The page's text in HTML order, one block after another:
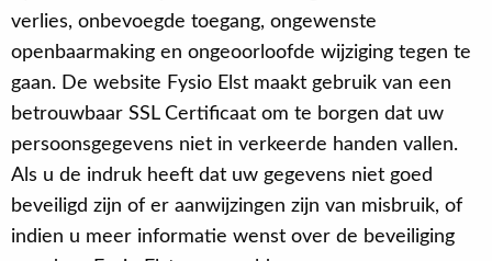
verlies, onbevoegde toegang, ongewenste
openbaarmaking en ongeoorloofde wijziging tegen te
gaan. De website Fysio Elst maakt gebruik van een
betrouwbaar SSL Certificaat om te borgen dat uw
persoonsgegevens niet in verkeerde handen vallen.
Als u de indruk heeft dat uw gegevens niet goed
beveiligd zijn of er aanwijzingen zijn van misbruik, of
indien u meer informatie wenst over de beveiliging